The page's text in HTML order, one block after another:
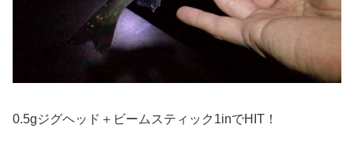
0.5gジグヘッド＋ビームスティック1inでHIT！